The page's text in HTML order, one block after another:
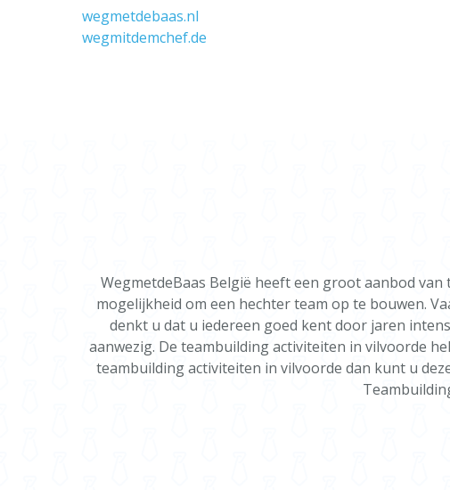
wegmetdebaas.nl
wegmitdemchef.de
WegmetdeBaas België heeft een groot aanbod
mogelijkheid om een hechter team op te bouwen.
denkt u dat u iedereen goed kent door jaren
aanwezig. De teambuilding activiteiten in vilvoorde
teambuilding activiteiten in vilvoorde dan kunt u